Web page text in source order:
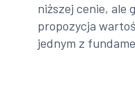
niższej cenie, ale
propozycja
jednym z